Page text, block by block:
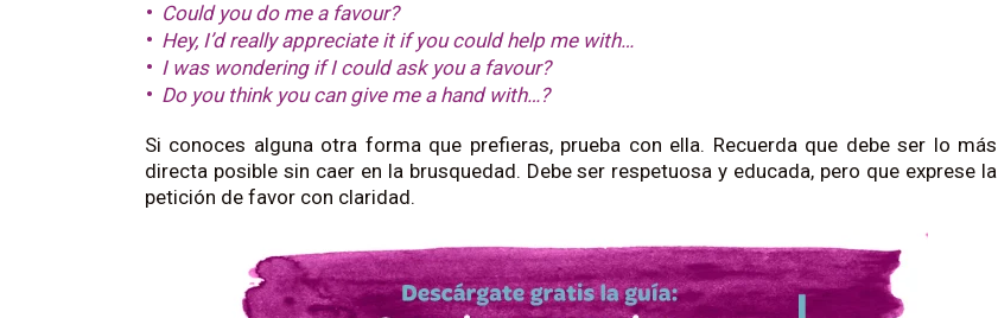
Could you do me a favour?
Hey, I’d really appreciate it if you could help me with…
I was wondering if I could ask you a favour?
Do you think you can give me a hand with…?
Si conoces alguna otra forma que prefieras, prueba con ella. Recuerda que debe ser lo más
directa posible sin caer en la brusquedad. Debe ser respetuosa y educada, pero que exprese la
petición de favor con claridad.